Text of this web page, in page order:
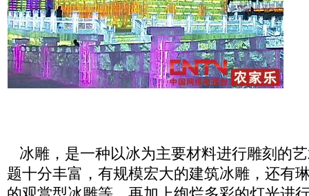
冰雕，是一种以冰为主要材料进行雕刻的
题十分丰富，有规模宏大的建筑冰雕，还有